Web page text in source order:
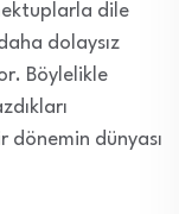
dile
dolaysız
Böylelikle
dönemin dünyası